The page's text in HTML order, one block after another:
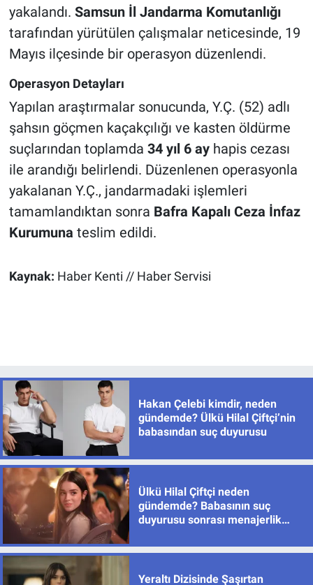
yakalandı. Samsun İl Jandarma Komutanlığı
tarafından yürütülen çalışmalar neticesinde, 19
Mayıs ilçesinde bir operasyon düzenlendi.
Operasyon Detayları
Yapılan araştırmalar sonucunda, Y.Ç. (52) adlı
şahsın göçmen kaçakçılığı ve kasten öldürme
suçlarından toplamda 34 yıl 6 ayhapis cezası
ile arandığı belirlendi. Düzenlenen operasyonla
yakalanan Y.Ç., jandarmadaki işlemleri
tamamlandıktan sonra Bafra Kapalı Ceza İnfaz
Kurumuna teslim edildi.
Kaynak: Haber Kenti // Haber Servisi
Hakan Çelebi kimdir, neden
gündemde? Ülkü Hilal Çiftçi’nin
babasından suç duyurusu
Ülkü Hilal Çiftçi neden
gündemde? Babasının suç
duyurusu sonrası menajerlik
Yeraltı Dizisinde Şaşırtan